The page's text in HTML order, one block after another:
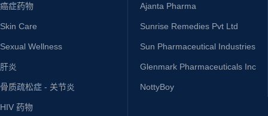
癌症药物
Skin Care
Sexual Wellness
肝炎
骨质疏松症 - 关节炎
HIV 药物
Ajanta Pharma
Sunrise Remedies Pvt Ltd
Sun Pharmaceutical Industries
Glenmark Pharmaceuticals Inc
NottyBoy